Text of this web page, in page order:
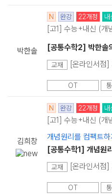
박한솔
N 완강 22개정 내
[고1] 수능+내신 (개
[공통수학2] 박한솔
교재 [온라인서점
OT
김희창
N 완강 22개정 내
[고1] 수능+내신 (개
개념원리를 컴팩트
[공통수학1] 개념원
교재 [온라인서점
OT